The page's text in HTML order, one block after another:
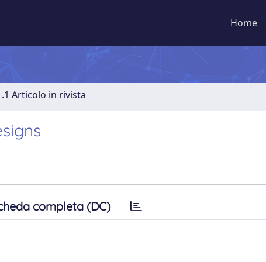
Home
Articolo in rivista
completa (DC)